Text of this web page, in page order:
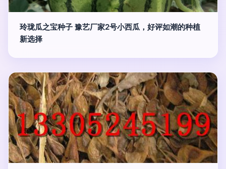
玲珑瓜之宝种子 豫艺厂家2号小西瓜，好评如潮的种植
新选择